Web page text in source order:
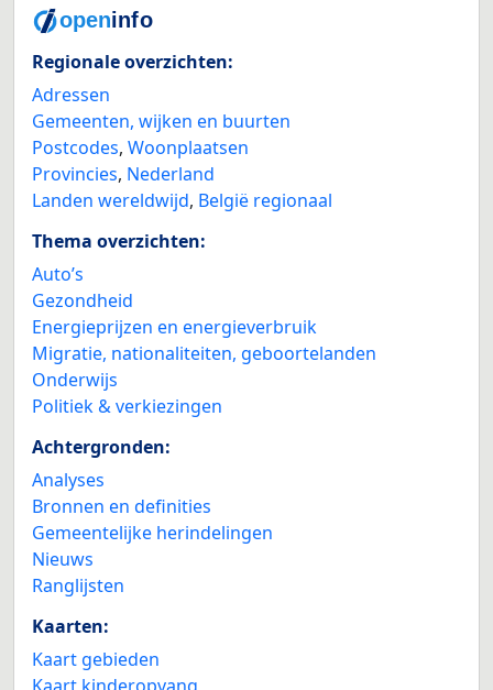
Regionale overzichten:
Adressen
Gemeenten, wijken en buurten
Postcodes, Woonplaatsen
Provincies, Nederland
Landen wereldwijd, België regionaal
Thema overzichten:
Auto’s
Gezondheid
Energieprijzen en energieverbruik
Migratie, nationaliteiten, geboortelanden
Onderwijs
Politiek & verkiezingen
Achtergronden:
Analyses
Bronnen en definities
Gemeentelijke herindelingen
Nieuws
Ranglijsten
Kaarten:
Kaart gebieden